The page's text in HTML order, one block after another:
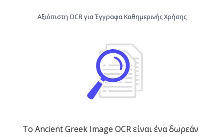
Αξιόπιστη OCR για Έγγραφα Καθημερινής Χρήσης
Το Ancient Greek Image OCR είναι ένα δωρεάν